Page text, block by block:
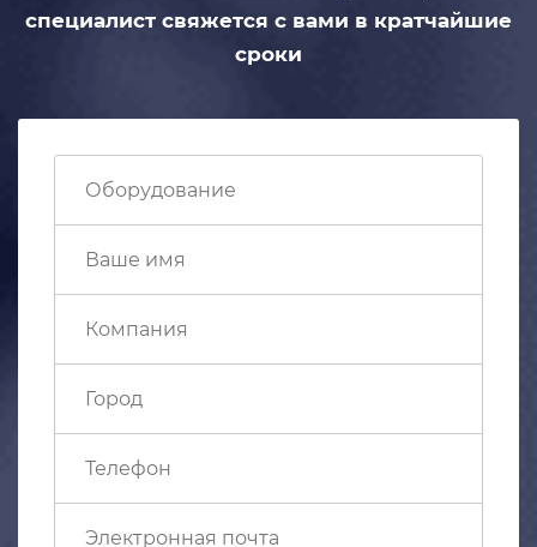
специалист свяжется с вами в кратчайшие
сроки